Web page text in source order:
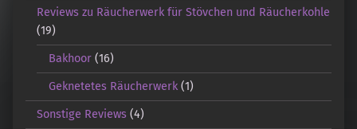
Reviews zu Räucherwerk für Stövchen und Räucherkohle
(19)
Bakhoor(16)
Geknetetes Räucherwerk(1)
Sonstige Reviews (4)